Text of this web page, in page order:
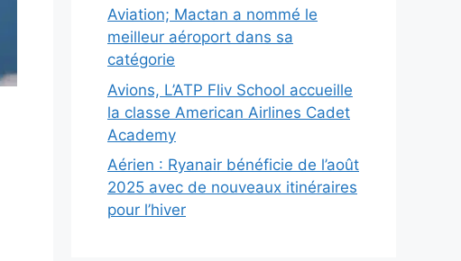
Aviation; Mactan a nommé le
meilleur aéroport dans sa
catégorie
Avions, L’ATP Fliv School accueille
la classe American Airlines Cadet
Academy
Aérien : Ryanair bénéficie de l’août
2025 avec de nouveaux itinéraires
pour l’hiver